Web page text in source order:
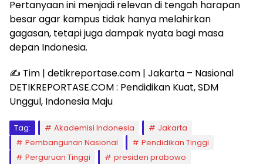
Pertanyaan ini menjadi relevan di tengah harapan
besar agar kampus tidak hanya melahirkan
gagasan, tetapi juga dampak nyata bagi masa
depan Indonesia.
✍️ Tim | detikreportase.com | Jakarta – Nasional
DETIKREPORTASE.COM : Pendidikan Kuat, SDM
Unggul, Indonesia Maju
Tag: Akademisi Indonesia
Jakarta
Pembangunan Nasional
Pendidikan Tinggi
Perguruan Tinggi
presiden prabowo